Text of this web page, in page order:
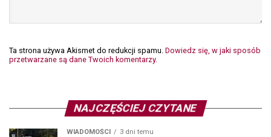
Ta strona używa Akismet do redukcji spamu. Dowiedz się, w jaki sposób
przetwarzane są dane Twoich komentarzy.
NAJCZĘŚCIEJ CZYTANE
WIADOMOŚCI 3 dni temu